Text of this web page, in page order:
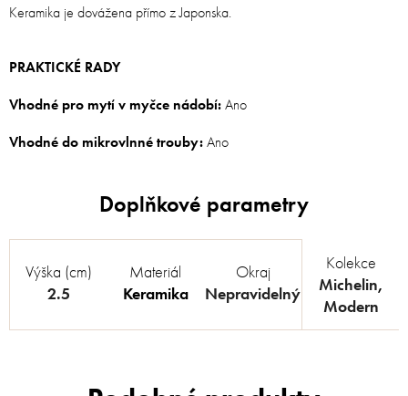
Keramika je dovážena přímo z Japonska.
PRAKTICKÉ RADY
Vhodné pro mytí v myčce nádobí:Ano
Vhodné do mikrovlnné trouby:Ano
Výška (cm)
2.5
Materiál
Keramika
Okraj
Nepravidelný
Kolekce
Michelin,
Modern